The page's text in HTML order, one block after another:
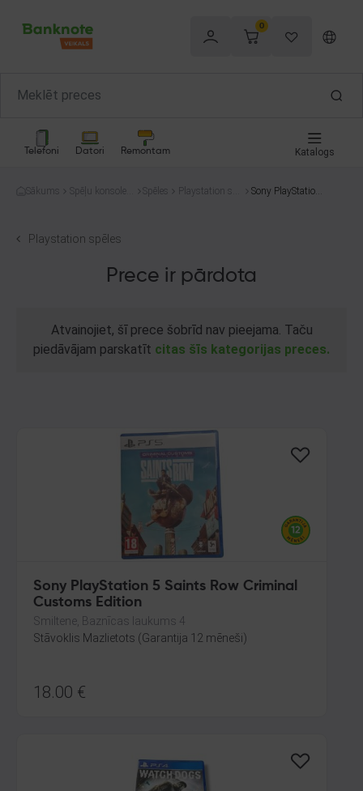
0
Telefoni Datori Remontam Katalogs
Sākums
Spēļu konsoles
Spēles
Playstation spē
Sony PlayStation
Playstation spēles
Prece ir pārdota
Atvainojiet, šī prece šobrīd nav pieejama. Taču
piedāvājam parskatīt citas šīs kategorijas preces.
Sony PlayStation 5 Saints Row Criminal
Customs Edition
Smiltene, Baznīcas laukums 4
Stāvoklis Mazlietots (Garantija 12 mēneši)
18.00 €